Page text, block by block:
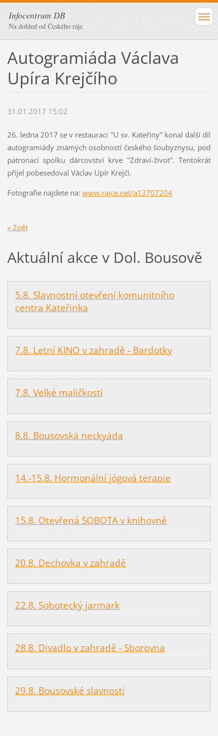
Infocentrum DB
Na dohled od Českého ráje
Autogramiáda Václava
Upíra Krejčího
31.01.2017 15:02
26. ledna 2017 se v restauraci "U sv. Kateřiny" konal další díl
autogramiády známých osobností českého šoubyznysu, pod
patronací spolku dárcovství krve "Zdraví-život". Tentokrát
přijel pobesedoval Václav Upír Krejčí.
Fotografie najdete na: www.rajce.net/a13707204
« Zpět
Aktuální akce v Dol. Bousově
5.8. Slavnostní otevření komunitního
centra Kateřinka
7.8. Letní KINO v zahradě - Bardotky
7.8. Velké maličkosti
8.8. Bousovská neckyáda
14.-15.8. Hormonální jógová terapie
15.8. Otevřená SOBOTA v knihovně
20.8. Dechovka v zahradě
22.8. Sobotecký jarmark
28.8. Divadlo v zahradě - Sborovna
29.8. Bousovské slavnosti